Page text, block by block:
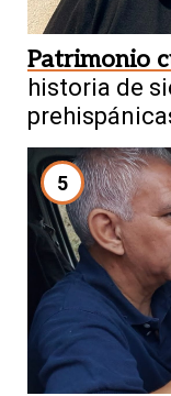
Patrimonio
historia de
5